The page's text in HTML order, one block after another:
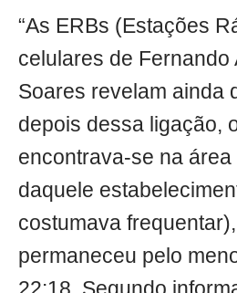
“As ERBs (Estações
celulares de Fernando
Soares revelam ainda
depois dessa ligação,
encontrava-se na
daquele
costumava
permaneceu pelo